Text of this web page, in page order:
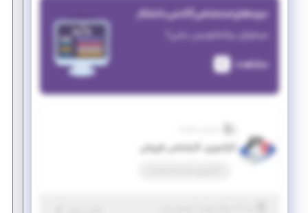
دوره‌های استخدامی آکادمی دانشکار
میخوای برنامه‌نویس بشی؟
مشاهده
کارآموزی کارشناس فروش